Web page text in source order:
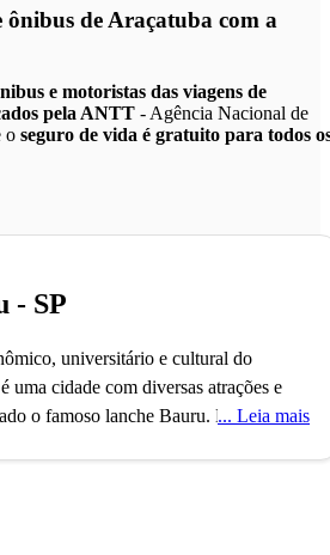
de Araçatuba com a
e motoristas das viagens de
pela ANTT - Agência Nacional de
o seguro de vida é gratuito para todos
- SP
universitário e cultural do
uma cidade com diversas atrações e
o famoso lanche Bauru. Bauru já foi
Leia mais